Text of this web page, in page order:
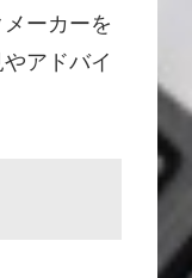
ーカーを
アドバイ